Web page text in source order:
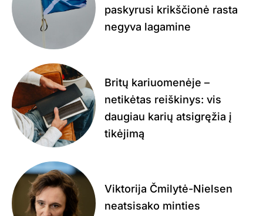
paskyrusi krikščionė rasta
negyva lagamine
Britų kariuomenėje –
netikėtas reiškinys: vis
daugiau karių atsigręžia į
tikėjimą
Viktorija Čmilytė-Nielsen
neatsisako minties